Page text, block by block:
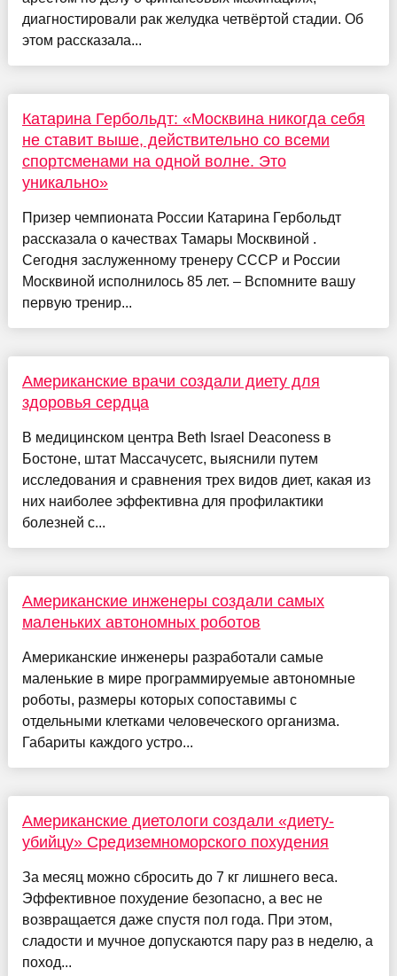
диагностировали рак желудка четвёртой стадии. Об
этом рассказала...
Катарина Гербольдт: «Москвина никогда себя
не ставит выше, действительно со всеми
спортсменами на одной волне. Это
уникально»
Призер чемпионата России Катарина Гербольдт
рассказала о качествах Тамары Москвиной .
Сегодня заслуженному тренеру СССР и России
Москвиной исполнилось 85 лет. – Вспомните вашу
первую тренир...
Американские врачи создали диету для
здоровья сердца
В медицинском центра Beth Israel Deaconess в
Бостоне, штат Массачусетс, выяснили путем
исследования и сравнения трех видов диет, какая из
них наиболее эффективна для профилактики
болезней с...
Американские инженеры создали самых
маленьких автономных роботов
Американские инженеры разработали самые
маленькие в мире программируемые автономные
роботы, размеры которых сопоставимы с
отдельными клетками человеческого организма.
Габариты каждого устро...
Американские диетологи создали «диету-
убийцу» Средиземноморского похудения
За месяц можно сбросить до 7 кг лишнего веса.
Эффективное похудение безопасно, а вес не
возвращается даже спустя пол года. При этом,
сладости и мучное допускаются пару раз в неделю, а
поход...